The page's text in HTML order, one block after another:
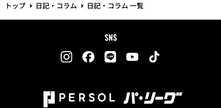
トップ 日記・コラム 日記・コラム 一覧
SNS